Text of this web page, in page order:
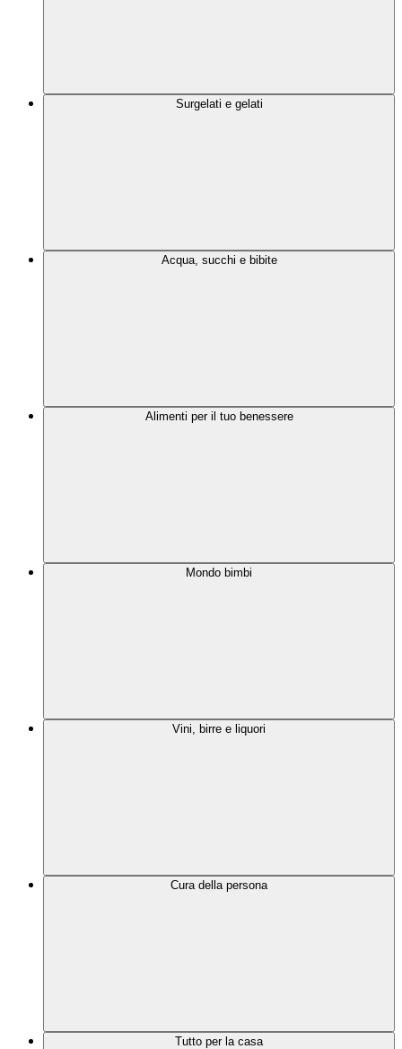
Surgelati e gelati
Acqua, succhi e bibite
Alimenti per il tuo benessere
Mondo bimbi
Vini, birre e liquori
Cura della persona
Tutto per la casa